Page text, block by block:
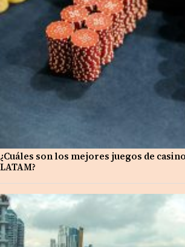
¿Cuáles son los mejores juegos de
LATAM?